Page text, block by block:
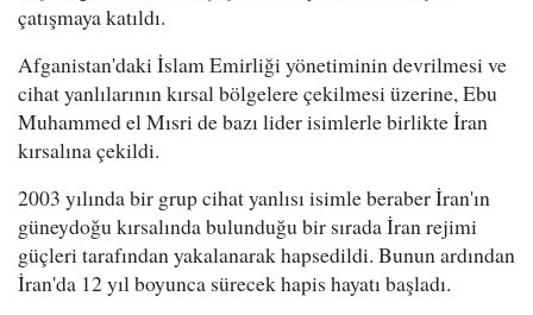
çatışmaya katıldı.
Afganistan'daki İslam Emirliği yönetiminin devrilmesi ve
cihat yanlılarının kırsal bölgelere çekilmesi üzerine, Ebu
Muhammed el Mısri de bazı lider isimlerle birlikte İran
kırsalına çekildi.
2003 yılında bir grup cihat yanlısı isimle beraber İran'ın
güneydoğu kırsalında bulunduğu bir sırada İran rejimi
güçleri tarafından yakalanarak hapsedildi. Bunun ardından
İran'da 12 yıl boyunca sürecek hapis hayatı başladı.